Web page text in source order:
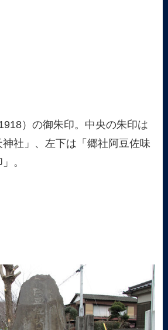
）の御朱印。中央の朱印は
神社」、左下は「郷社阿豆佐味
。